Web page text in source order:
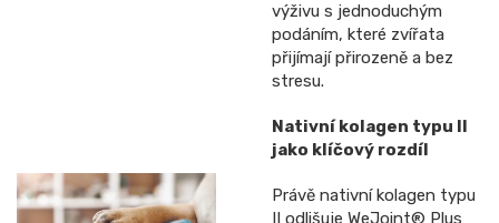
výživu s jednoduchým
podáním, které zvířata
přijímají přirozeně a bez
stresu.
Nativní kolagen typu II
jako klíčový rozdíl
Právě nativní kolagen typu
II odlišuje WeJoint® Plus